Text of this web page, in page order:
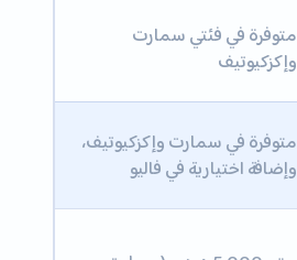
متوفرة في فئتي سمارت
وإكزكيوتيف
متوفرة في سمارت وإكزكيوتيف،
وإضافة اختيارية في فاليو